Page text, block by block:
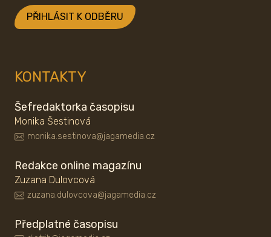
PŘIHLÁSIT K ODBĚRU
KONTAKTY
Šefredaktorka časopisu
Monika Šestinová
monika.sestinova@jagamedia.cz
Redakce online magazínu
Zuzana Dulovcová
zuzana.dulovcova@jagamedia.cz
Předplatné časopisu